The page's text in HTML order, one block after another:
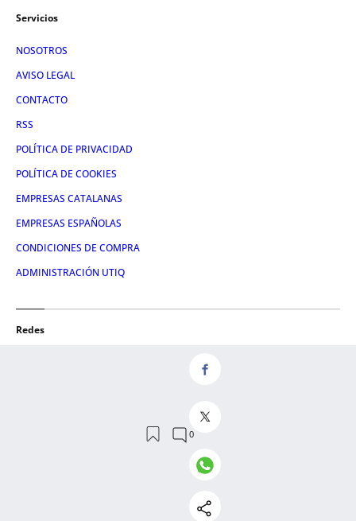
Servicios
NOSOTROS
AVISO LEGAL
CONTACTO
RSS
POLÍTICA DE PRIVACIDAD
POLÍTICA DE COOKIES
EMPRESAS CATALANAS
EMPRESAS ESPAÑOLAS
CONDICIONES DE COMPRA
ADMINISTRACIÓN UTIQ
Redes
© 2026 Crónica Global Media, SL